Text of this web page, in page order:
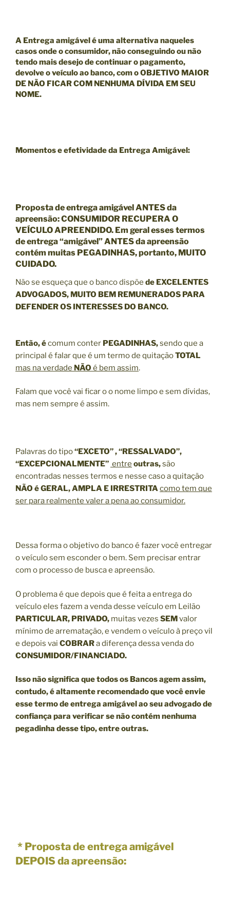
A Entrega amigável é uma alternativa naqueles
casos onde o consumidor, não conseguindo ou não
tendo mais desejo de continuar o pagamento,
devolve o veículo ao banco, com oOBJETIVO MAIOR
DE NÃO FICAR COM NENHUMA DÍVIDA EM SEU
NOME.
Momentos e efetividade da Entrega Amigável:
Proposta de entrega amigável ANTES da
apreensão: CONSUMIDOR RECUPERA O
VEÍCULO APREENDIDO. Em geral esses termos
de entrega “amigável” ANTES da apreensão
contém muitas PEGADINHAS, portanto, MUITO
CUIDADO.
Não se esqueça que o banco dispõe de EXCELENTES
ADVOGADOS, MUITO BEM REMUNERADOS PARA
DEFENDER OS INTERESSES DO BANCO.
Então, écomum conter PEGADINHAS,sendo que a
principal é falar que é um termo de quitaçãoTOTAL
mas na verdade NÃO é bem assim.
Falam que você vai ficar o o nome limpo e sem dívidas,
mas nem sempre é assim.
Palavras do tipo“EXCETO” , “RESSALVADO”,
“EXCEPCIONALMENTE” entre outras,são
encontradas nesses termos e nesse caso a quitação
NÃO é GERAL, AMPLA E IRRESTRITAcomo tem que
ser para realmente valer a pena ao consumidor.
Dessa forma o objetivo do banco é fazer você entregar
o veículo sem esconder o bem. Sem precisar entrar
com o processo de busca e apreensão.
O problema é que depois que é feita a entrega do
veículo eles fazem a venda desse veículo em Leilão
PARTICULAR, PRIVADO, muitas vezes SEMvalor
mínimo de arrematação, e vendem o veículo à preço vil
e depois vai COBRARa diferença dessa venda do
CONSUMIDOR/FINANCIADO.
Isso não significa que todos os Bancos agem assim,
contudo, é altamente recomendado que você envie
esse termo de entrega amigável ao seu advogado de
confiança para verificar se não contém nenhuma
pegadinha desse tipo, entre outras.
* Proposta de entrega amigável
DEPOIS da apreensão: